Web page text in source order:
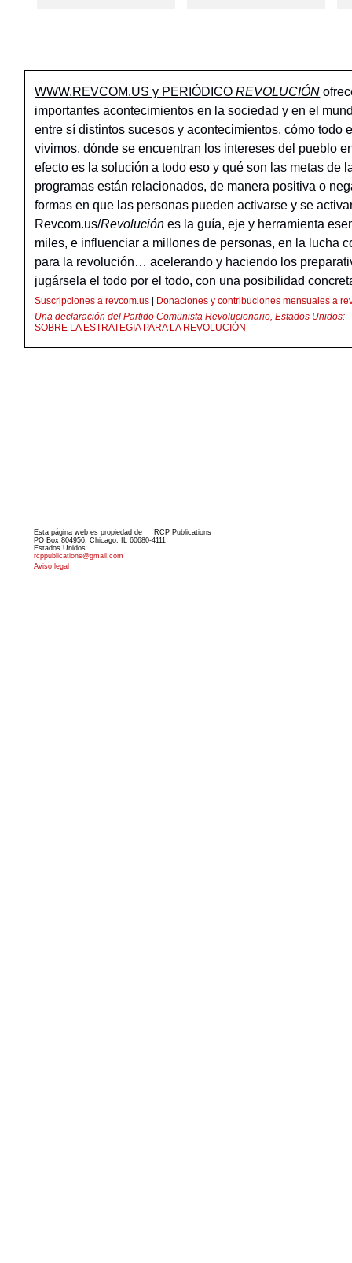
WWW.REVCOM.US y PERIÓDICOREVOLUCIÓN
importantes acontecimientos en la sociedad y en el
entre sí distintos sucesos y acontecimientos, cómo
vivimos, dónde se encuentran los intereses del pueblo
efecto es la solución a todo eso y qué son las metas de
programas están relacionados, de manera positiva o
formas en que las personas pueden activarse y se
Revcom.us/Revolución es la guía, eje y herramienta
miles, e influenciar a millones de personas, en la lucha
para la revolución… acelerando y haciendo los
jugársela el todo por el todo, con una posibilidad
Suscripciones a revcom.us
Donaciones y contribuciones mensuales a
Una declaración del Partido Comunista Revolucionario, Estados Unidos:
SOBRE LA ESTRATEGIA PARA LA REVOLUCIÓN